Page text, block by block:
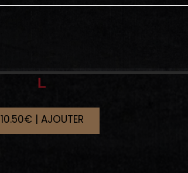
L
10.50€ | AJOUTER